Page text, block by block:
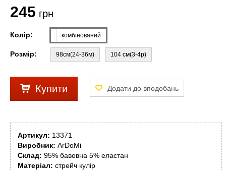
245 грн
Колір: комбінований
Розмір: 98см(24-36м) 104 см(3-4р)
Купити
Артикул: 13371
Виробник: ArDoMi
Склад: 95% бавовна 5% еластан
Матеріал: стрейч кулір